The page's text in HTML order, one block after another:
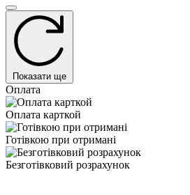
Показати ще
Оплата
Оплата карткой
Готівкою при отримані
Безготівковий розрахунок